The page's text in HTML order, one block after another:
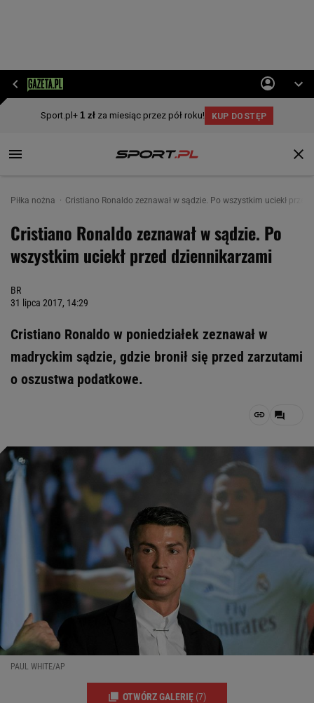
Piłka nożna Cristiano Ronaldo zeznawał w sądzie. Po wszystkim uciekł
Cristiano Ronaldo zeznawał w sądzie. Po
wszystkim uciekł przed dziennikarzami
BR
31 lipca 2017, 14:29
Cristiano Ronaldo w poniedziałek zeznawał w
madryckim sądzie, gdzie bronił się przed zarzutami
o oszustwa podatkowe.
PAUL WHITE/AP
OTWÓRZ GALERIĘ (7)